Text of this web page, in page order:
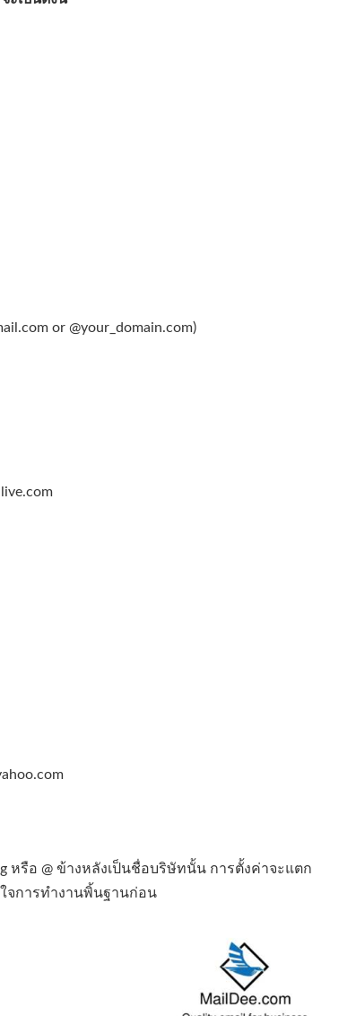
or @your_domain.com)
หรือ @ ข้างหลังเป็นชื่อบริษัทนั้น การตั้งค่าจะแตก
จการทำงานพิ้นฐานก่อน